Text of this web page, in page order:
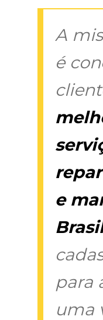
A
é
e
para
uma